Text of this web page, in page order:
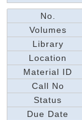
No.
Volumes
Library
Location
Material ID
Call No
Status
Due Date